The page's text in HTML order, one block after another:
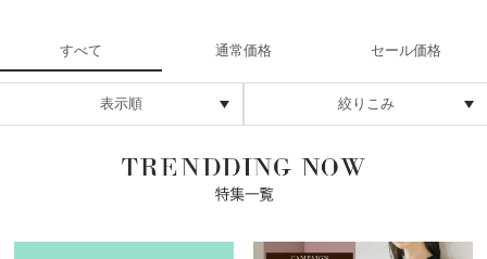
すべて 通常価格 セール価格
表示順 絞りこみ